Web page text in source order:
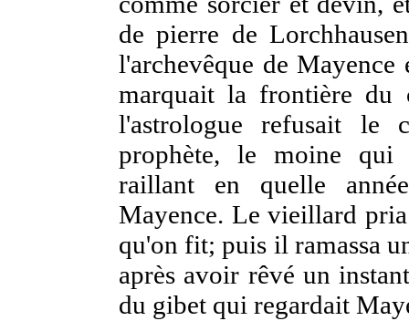
de pierre de
l'archevêque de
marquait la frontière du
l'astrologue refusait le
prophète, le moine qui
raillant en quelle
Mayence. Le vieillard
qu'on fit; puis il ramassa
après avoir rêvé un
du gibet qui regardait